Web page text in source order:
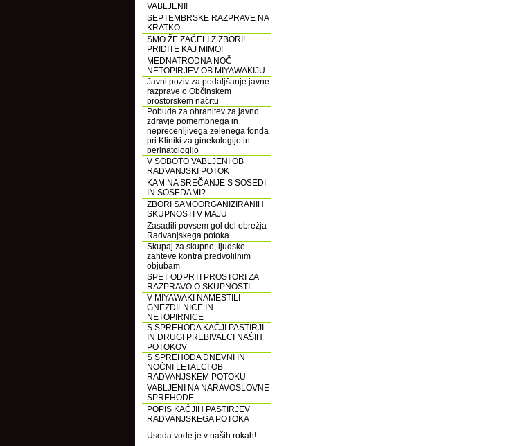
VABLJENI!
SEPTEMBRSKE RAZPRAVE NA
KRATKO
SMO ŽE ZAČELI Z ZBORI!
PRIDITE KAJ MIMO!
MEDNATRODNA NOČ
NETOPIRJEV OB MIYAWAKIJU
Javni poziv za podaljšanje javne
razprave o Občinskem
prostorskem načrtu
Pobuda za ohranitev za javno
zdravje pomembnega in
neprecenljivega zelenega fonda
pri Kliniki za ginekologijo in
perinatologijo
V SOBOTO VABLJENI OB
RADVANJSKI POTOK
KAM NA SREČANJE S SOSEDI
IN SOSEDAMI?
ZBORI SAMOORGANIZIRANIH
SKUPNOSTI V MAJU
Zasadili povsem gol del obrežja
Radvanjskega potoka
Skupaj za skupno, ljudske
zahteve kontra predvolilnim
objubam
SPET ODPRTI PROSTORI ZA
RAZPRAVO O SKUPNOSTI
V MIYAWAKI NAMESTILI
GNEZDILNICE IN
NETOPIRNICE
S SPREHODA KAČJI PASTIRJI
IN DRUGI PREBIVALCI NAŠIH
POTOKOV
S SPREHODA DNEVNI IN
NOČNI LETALCI OB
RADVANJSKEM POTOKU
VABLJENI NA NARAVOSLOVNE
SPREHODE
POPIS KAČJIH PASTIRJEV
RADVANJSKEGA POTOKA
Usoda vode je v naših rokah!